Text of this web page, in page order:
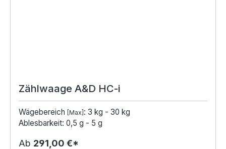
Zählwaage A&D HC-i
Wägebereich [Max] : 3 kg - 30 kg
Ablesbarkeit: 0,5 g - 5 g
Ab 291,00 €*